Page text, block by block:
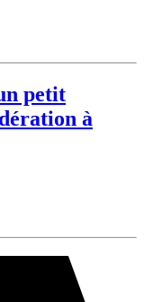
petit
à